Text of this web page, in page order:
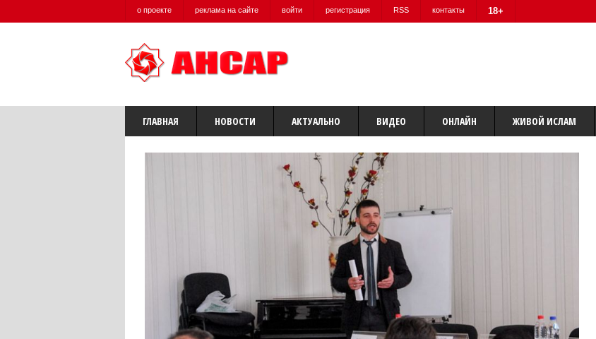
о проекте реклама на сайте войти регистрация RSS контакты 18+
ГЛАВНАЯ НОВОСТИ АКТУАЛЬНО ВИДЕО ОНЛАЙН ЖИВОЙ ИСЛАМ